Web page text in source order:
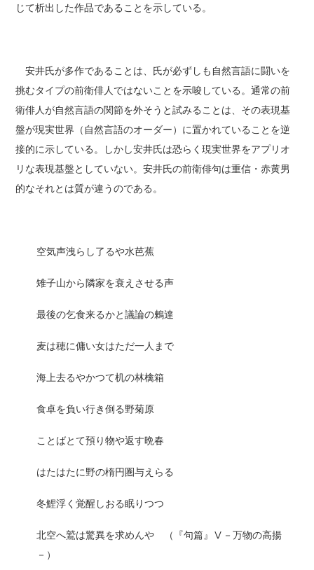
じて析出した作品であることを示している。
安井氏が多作であることは、氏が必ずしも自然言語に闘いを
挑むタイプの前衛俳人ではないことを示唆している。通常の前
衛俳人が自然言語の関節を外そうと試みることは、その表現基
盤が現実世界（自然言語のオーダー）に置かれていることを逆
接的に示している。しかし安井氏は恐らく現実世界をアプリオ
リな表現基盤としていない。安井氏の前衛俳句は重信・赤黄男
的なそれとは質が違うのである。
空気声洩らし了るや水芭蕉
雉子山から隣家を衰えさせる声
最後の乞食来るかと議論の鶫達
麦は穂に傭い女はただ一人まで
海上去るやかつて机の林檎箱
食卓を負い行き倒る野菊原
ことばとて預り物や返す晩春
はたはたに野の楕円圏与えらる
冬鯉浮く覚醒しおる眠りつつ
北空へ鷲は驚異を求めんや （『句篇』Ⅴ－万物の高揚
－）